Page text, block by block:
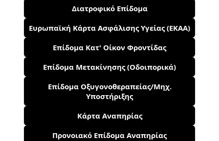
Διατροφικό Επίδομα
Ευρωπαϊκή Κάρτα Ασφάλισης Υγείας (ΕΚΑΑ)
Επίδομα Κατ' Οίκον Φροντίδας
Επίδομα Μετακίνησης (Οδοιπορικά)
Επίδομα Οξυγονοθεραπείας/Μηχ.
Υποστήριξης
Κάρτα Αναπηρίας
Προνοιακό Επίδομα Αναπηρίας